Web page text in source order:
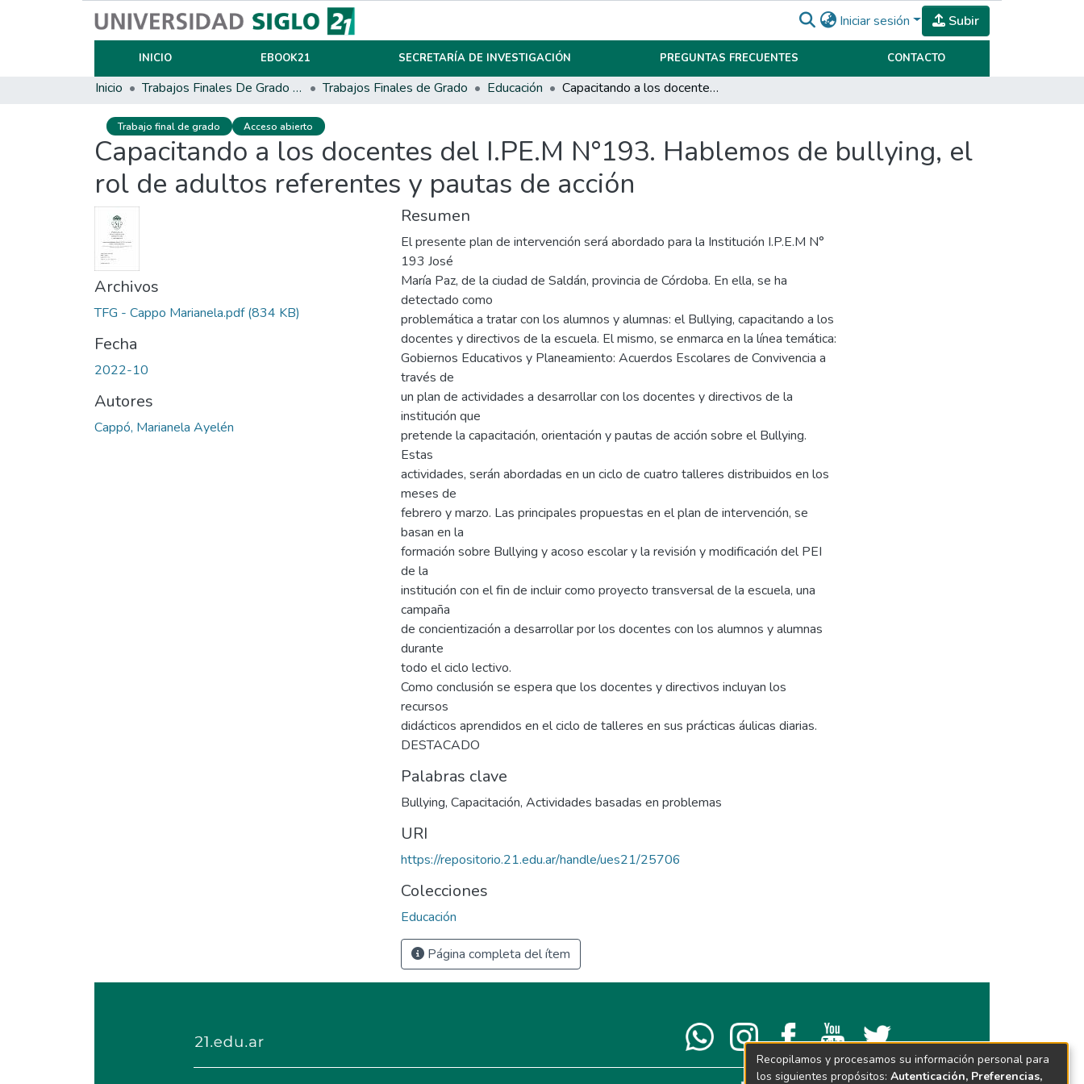
Iniciar sesión Subir
INICIO EBOOK21 SECRETARÍA DE INVESTIGACIÓN PREGUNTAS FRECUENTES CONTACTO
Inicio Trabajos Finales De Grado Y Posgrado Trabajos Finales de Grado Educación Capacitando a los docentes del I.PE.M N°193. Hablemos de bullying, el rol de adultos referentes y pautas de acción
Trabajo final de grado Acceso abierto
Capacitando a los docentes del I.PE.M N°193. Hablemos de bullying, el
rol de adultos referentes y pautas de acción
Archivos
TFG - Cappo Marianela.pdf(834 KB)
Fecha
2022-10
Autores
Cappó, Marianela Ayelén
Resumen
El presente plan de intervención será abordado para la Institución I.P.E.M N°
193 José
María Paz, de la ciudad de Saldán, provincia de Córdoba. En ella, se ha
detectado como
problemática a tratar con los alumnos y alumnas: el Bullying, capacitando a los
docentes y directivos de la escuela. El mismo, se enmarca en la línea temática:
Gobiernos Educativos y Planeamiento: Acuerdos Escolares de Convivencia a
través de
un plan de actividades a desarrollar con los docentes y directivos de la
institución que
pretende la capacitación, orientación y pautas de acción sobre el Bullying.
Estas
actividades, serán abordadas en un ciclo de cuatro talleres distribuidos en los
meses de
febrero y marzo. Las principales propuestas en el plan de intervención, se
basan en la
formación sobre Bullying y acoso escolar y la revisión y modificación del PEI
de la
institución con el fin de incluir como proyecto transversal de la escuela, una
campaña
de concientización a desarrollar por los docentes con los alumnos y alumnas
durante
todo el ciclo lectivo.
Como conclusión se espera que los docentes y directivos incluyan los
recursos
didácticos aprendidos en el ciclo de talleres en sus prácticas áulicas diarias.
DESTACADO
Palabras clave
Bullying, Capacitación, Actividades basadas en problemas
URI
https://repositorio.21.edu.ar/handle/ues21/25706
Colecciones
Educación
Página completa del ítem
Recopilamos y procesamos su información personal para
los siguientes propósitos: Autenticación, Preferencias,